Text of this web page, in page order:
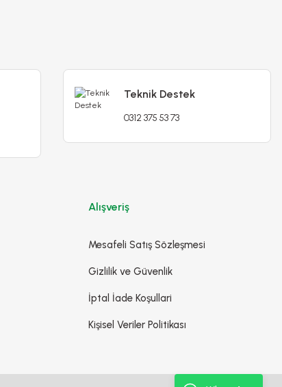
Teknik Destek
0312 375 53 73
Alışveriş
Mesafeli Satış Sözleşmesi
Gizlilik ve Güvenlik
İptal İade Koşullari
Kişisel Veriler Politikası